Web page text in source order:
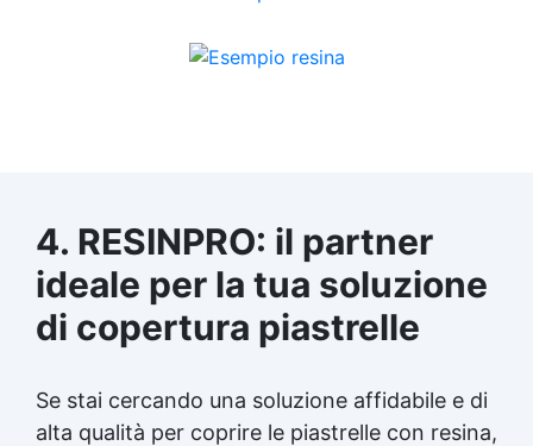
4. RESINPRO: il partner
ideale per la tua soluzione
di copertura piastrelle
Se stai cercando una soluzione affidabile e di
alta qualità per coprire le piastrelle con resina,